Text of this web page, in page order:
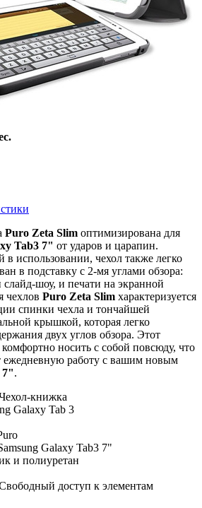
Puro Zeta Slim оптимизирована для
Tab3 7" от ударов и царапин.
использовании, чехол также легко
в подставку с 2-мя углами обзора:
шоу, и печати на экранной
чехлов Puro Zeta Slim характеризуется
спинки чехла и тончайшей
крышкой, которая легко
двух углов обзора. Этот
носить с собой повсюду, что
ежедневную работу с вашим новым
7".
книжка
Galaxy Tab 3
Galaxy Tab3 7"
и полиуретан
доступ к элементам